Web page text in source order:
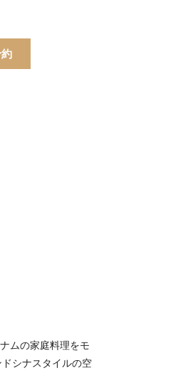
ムの家庭料理をモ
シナスタイルの空